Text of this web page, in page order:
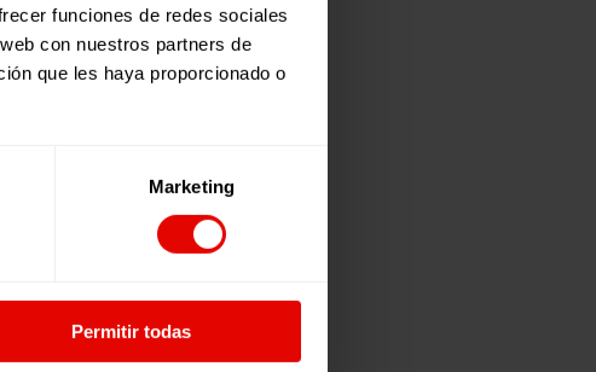
funciones de redes sociales
con nuestros partners de
que les haya proporcionado o
Marketing
Permitir todas